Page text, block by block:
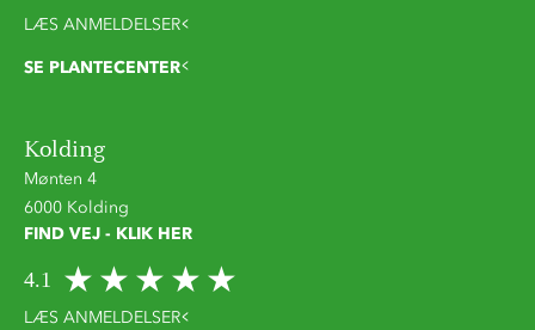
LÆS ANMELDELSER
SE PLANTECENTER
Kolding
Mønten 4
6000 Kolding
FIND VEJ - KLIK HER
4.1
LÆS ANMELDELSER